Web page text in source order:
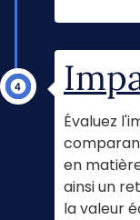
Évaluez
en
ainsi un
la valeur